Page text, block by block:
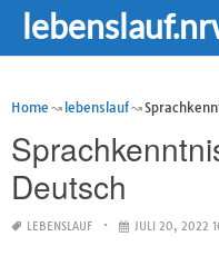
Home lebenslauf
Deutsch
LEBENSLAUF JULI 20, 2022